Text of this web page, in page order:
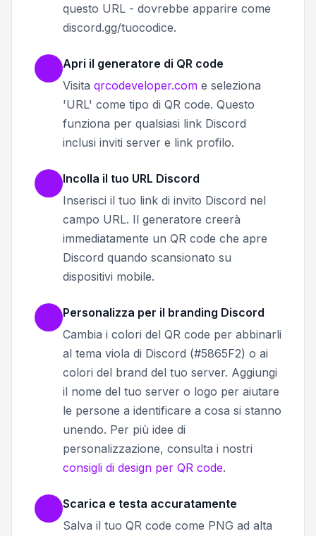
questo URL - dovrebbe apparire come
discord.gg/tuocodice.
Apri il generatore di QR code
Visita qrcodeveloper.com e seleziona
'URL' come tipo di QR code. Questo
funziona per qualsiasi link Discord
inclusi inviti server e link profilo.
Incolla il tuo URL Discord
Inserisci il tuo link di invito Discord nel
campo URL. Il generatore creerà
immediatamente un QR code che apre
Discord quando scansionato su
dispositivi mobile.
Personalizza per il branding Discord
Cambia i colori del QR code per abbinarli
al tema viola di Discord (#5865F2) o ai
colori del brand del tuo server. Aggiungi
il nome del tuo server o logo per aiutare
le persone a identificare a cosa si stanno
unendo. Per più idee di
personalizzazione, consulta i nostri
consigli di design per QR code.
Scarica e testa accuratamente
Salva il tuo QR code come PNG ad alta